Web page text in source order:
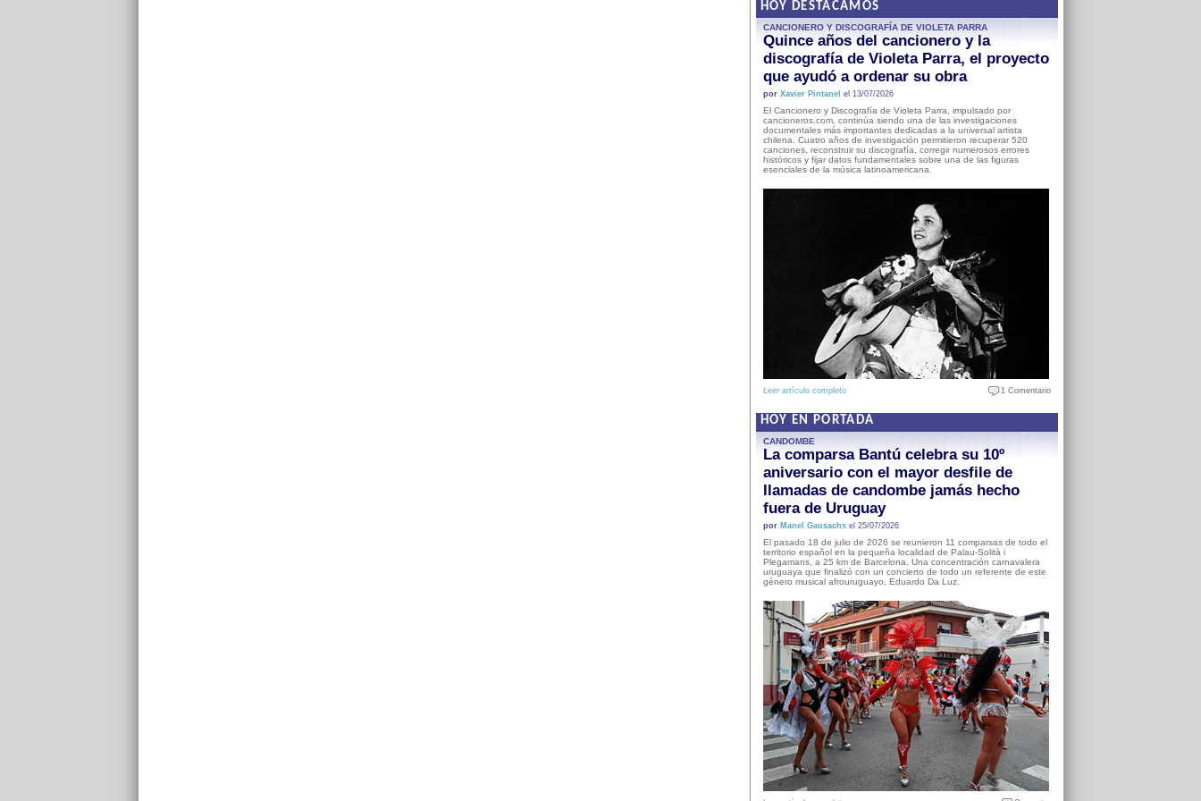
HOY DESTACAMOS
CANCIONERO Y DISCOGRAFÍA DE VIOLETA PARRA
Quince años del cancionero y la
discografía de Violeta Parra, el proyecto
que ayudó a ordenar su obra
por Xavier Pintanel el 13/07/2026
El Cancionero y Discografía de Violeta Parra, impulsado por
cancioneros.com, continúa siendo una de las investigaciones
documentales más importantes dedicadas a la universal artista
chilena. Cuatro años de investigación permitieron recuperar 520
canciones, reconstruir su discografía, corregir numerosos errores
históricos y fijar datos fundamentales sobre una de las figuras
esenciales de la música latinoamericana.
Leer artículo completo 1 Comentario
HOY EN PORTADA
CANDOMBE
La comparsa Bantú celebra su 10º
aniversario con el mayor desfile de
llamadas de candombe jamás hecho
fuera de Uruguay
por Manel Gausachsel 25/07/2026
El pasado 18 de julio de 2026 se reunieron 11 comparsas de todo el
territorio español en la pequeña localidad de Palau-Solità i
Plegamans, a 25 km de Barcelona. Una concentración carnavalera
uruguaya que finalizó con un concierto de todo un referente de este
género musical afrouruguayo, Eduardo Da Luz.